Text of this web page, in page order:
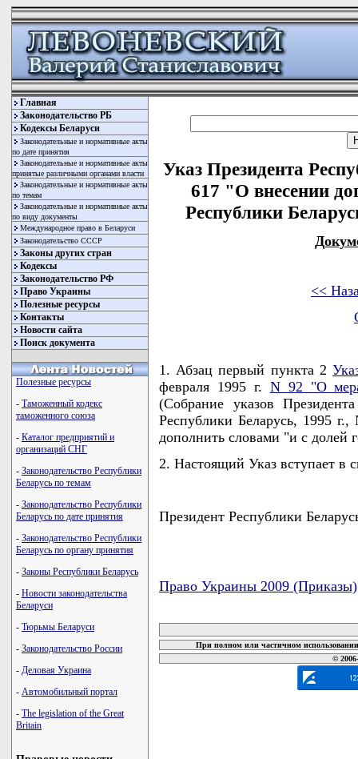
Главная
Законодательство РБ
Кодексы Беларуси
Законодательные и нормативные акты
по дате принятия
Законодательные и нормативные акты
принятые различными органами власти
Законодательные и нормативные акты
по темам
Законодательные и нормативные акты
по виду документы
Международное право в Беларуси
Законодательство СССР
Законы других стран
Кодексы
Законодательство РФ
Право Украины
Полезные ресурсы
Контакты
Новости сайта
Поиск документа
Полезные ресурсы
- Таможенный кодекс
таможенного союза
- Каталог предприятий и
организаций СНГ
- Законодательство Республики
Беларусь по темам
- Законодательство Республики
Беларусь по дате принятия
- Законодательство Республики
Беларусь по органу принятия
- Законы Республики Беларусь
- Новости законодательства
Беларуси
- Тюрьмы Беларуси
- Законодательство России
- Деловая Украина
- Автомобильный портал
- The legislation of the Great
Britain
Указ Президента
617 "О внесении
Республики
<<
1. Абзац первый пункта 2
февраля 1995 г. N 92 "О
(Собрание указов
Республики Беларусь, 1995
дополнить словами "и с долей
2. Настоящий Указ вступает в
Президент Республики
Право Украины 2009 (Приказы)
При полном или частичном
©